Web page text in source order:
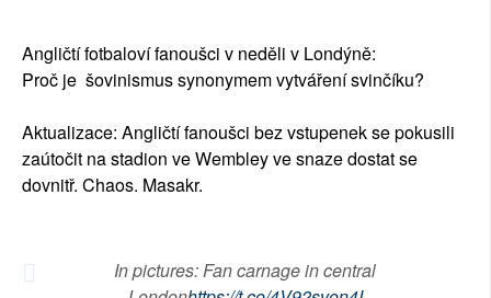
RUBRIKY
PLNÁ VERZE STRÁNEK
Angličtí fotbaloví fanoušci v neděli v Londýně:
Proč je šovinismus synonymem vytváření svinčíku?
Aktualizace: Angličtí fanoušci bez vstupenek se pokusili
zaútočit na stadion ve Wembley ve snaze dostat se
dovnitř. Chaos. Masakr.
In pictures: Fan carnage in central